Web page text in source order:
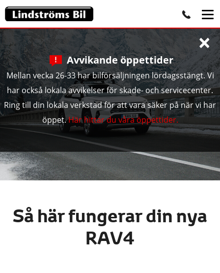
Avvikande öppettider
Mellan vecka 26-33 har bilförsäljningen lördagsstängt. Vi
har också lokala avvikelser för skade- och servicecenter.
Ring till din lokala verkstad för att vara säker på när vi har
öppet.Här hittar du våra öppettider.
×
Så här fungerar din nya
RAV4